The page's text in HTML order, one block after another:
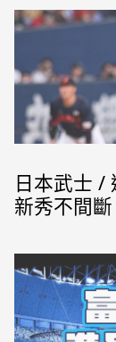
日本武士 /
新秀不間斷